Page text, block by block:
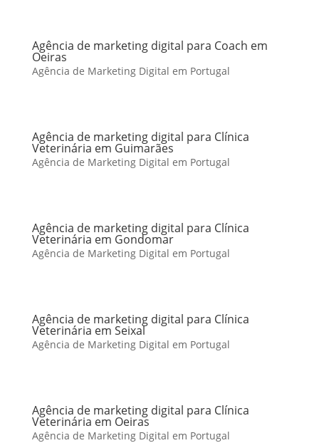
Agência de marketing digital para Coach em
Oeiras
Agência de Marketing Digital em Portugal
Agência de marketing digital para Clínica
Veterinária em Guimarães
Agência de Marketing Digital em Portugal
Agência de marketing digital para Clínica
Veterinária em Gondomar
Agência de Marketing Digital em Portugal
Agência de marketing digital para Clínica
Veterinária em Seixal
Agência de Marketing Digital em Portugal
Agência de marketing digital para Clínica
Veterinária em Oeiras
Agência de Marketing Digital em Portugal